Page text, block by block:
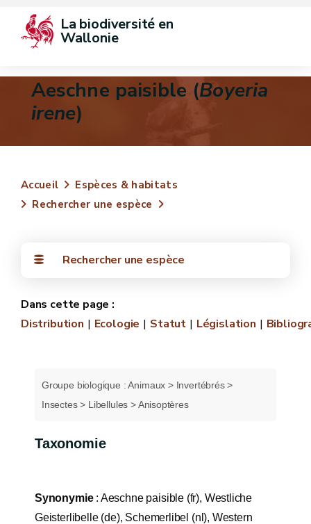
La biodiversité en
Wallonie
Aeschne paisible (Boyeria
irene)
Accueil
Espèces & habitats
Rechercher une espèce
Rechercher une espèce
Distribution Ecologie Statut Législation
Groupe biologique : Animaux > Invertébrés >
Insectes > Libellules > Anisoptères
Taxonomie
Synonymie: Aeschne paisible (fr), Westliche
Geisterlibelle (de), Schemerlibel (nl), Western